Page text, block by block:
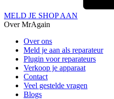
MELD JE SHOP AAN
Over MrAgain
Over ons
Meld je aan als reparateur
Plugin voor reparateurs
Verkoop je apparaat
Contact
Veel gestelde vragen
Blogs